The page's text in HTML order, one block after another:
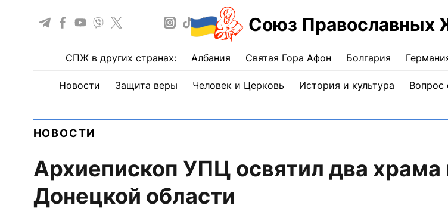
Союз Православных
СПЖ в других странах: Албания Святая Гора Афон Болгария
Новости Защита веры Человек и Церковь История и культура Вопрос
НОВОСТИ
Архиепископ УПЦ освятил два храма
Донецкой области